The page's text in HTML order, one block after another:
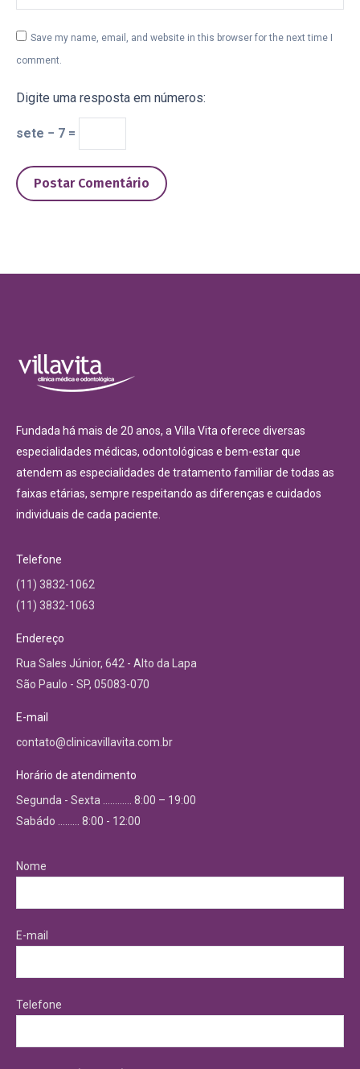
Save my name, email, and website in this browser for the next time I
comment.
Digite uma resposta em números:
sete − 7 =
Postar Comentário
Fundada há mais de 20 anos, a Villa Vita oferece diversas
especialidades médicas, odontológicas e bem-estar que
atendem as especialidades de tratamento familiar de todas as
faixas etárias, sempre respeitando as diferenças e cuidados
individuais de cada paciente.
Telefone
(11) 3832-1062
(11) 3832-1063
Endereço
Rua Sales Júnior, 642 - Alto da Lapa
São Paulo - SP, 05083-070
E-mail
contato@clinicavillavita.com.br
Horário de atendimento
Segunda - Sexta ………… 8:00 – 19:00
Sabádo ……… 8:00 - 12:00
Nome
E-mail
Telefone